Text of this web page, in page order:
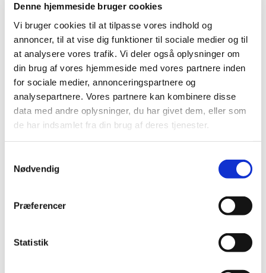
Denne hjemmeside bruger cookies
Vi bruger cookies til at tilpasse vores indhold og
annoncer, til at vise dig funktioner til sociale medier og til
at analysere vores trafik. Vi deler også oplysninger om
din brug af vores hjemmeside med vores partnere inden
for sociale medier, annonceringspartnere og
analysepartnere. Vores partnere kan kombinere disse
data med andre oplysninger, du har givet dem, eller som
de har indsamlet fra din brug af deres tjenester.
Nødvendig
Præferencer
Statistik
2018 (150)
2017 (167)
2016 (167)
2015 (33)
2014 (44)
2013 (49)
2012 (44)
2011 (13)
november (1)
september (2)
juli (1)
maj (2)